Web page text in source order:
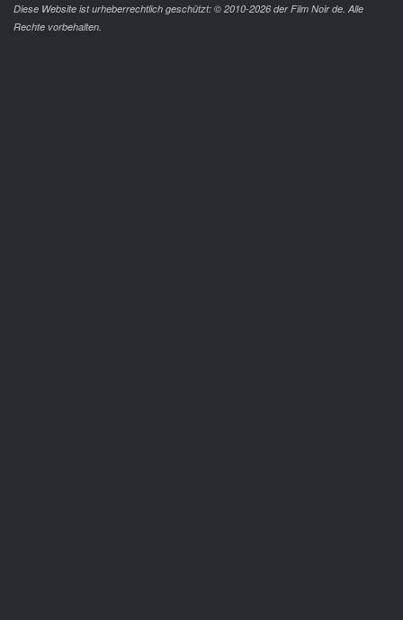
Diese Website ist urheberrechtlich geschützt: © 2010-2026 der Film Noir de. Alle
Rechte vorbehalten.